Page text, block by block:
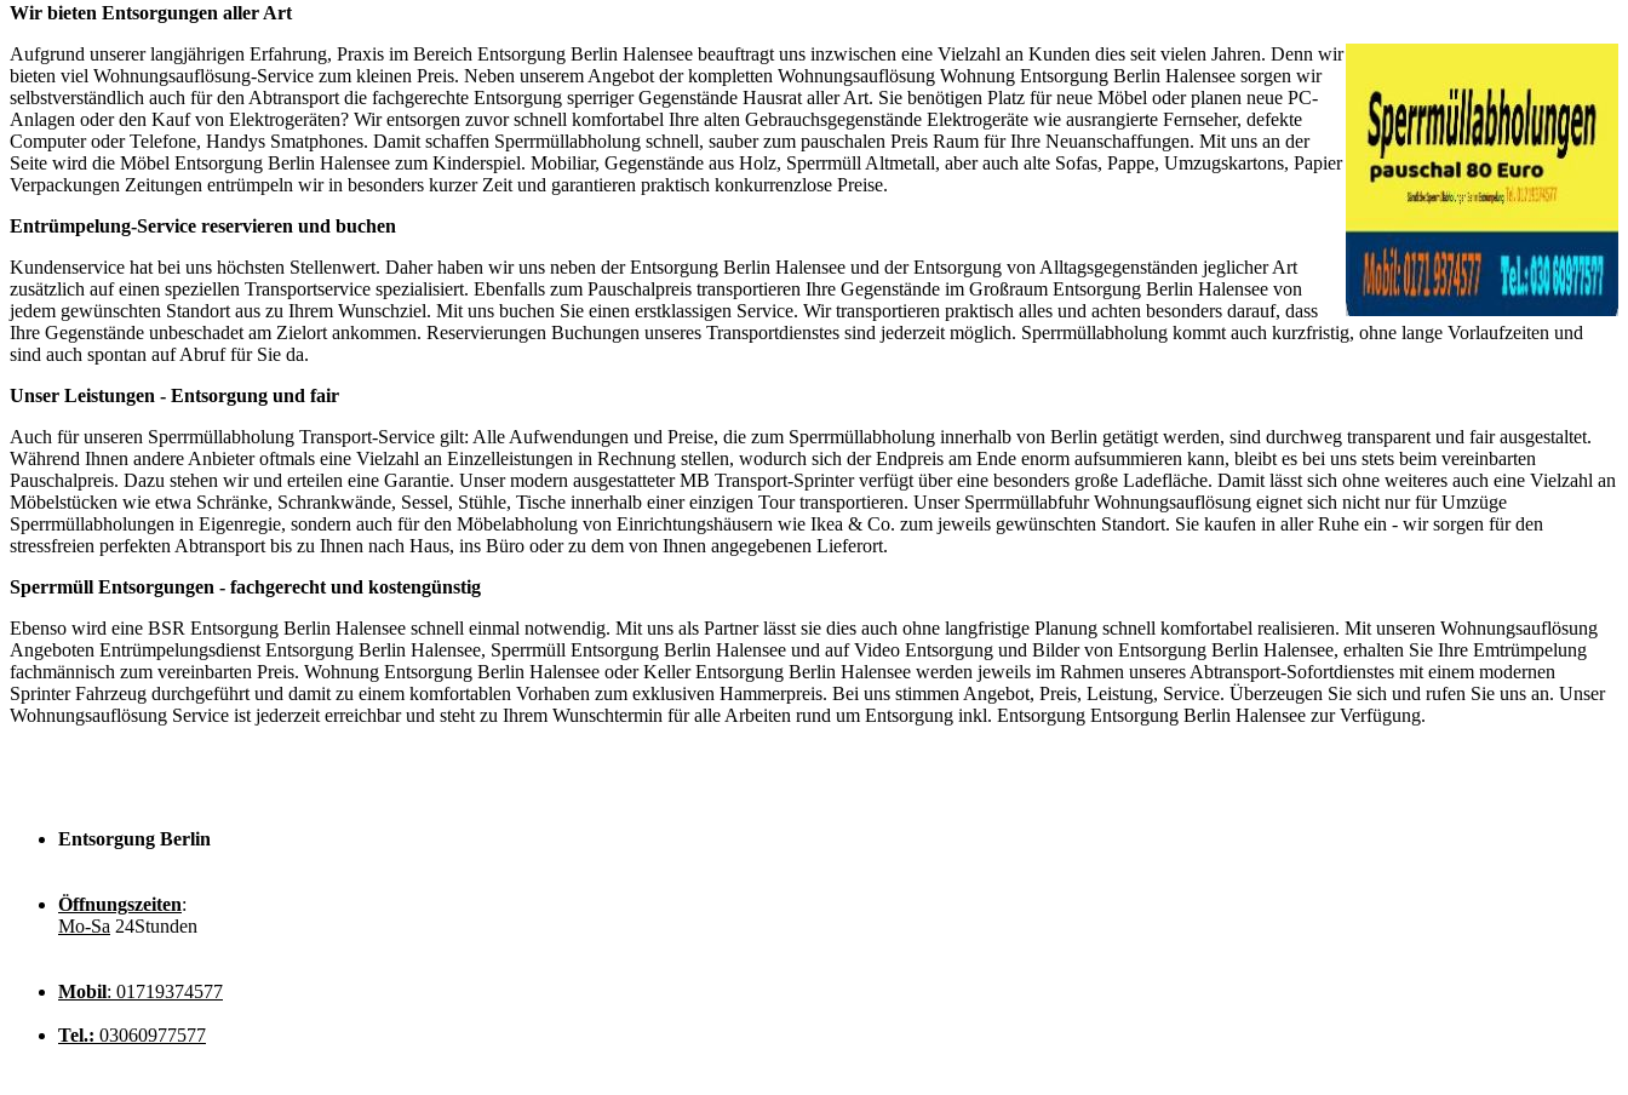
Wir bieten Entsorgungen aller Art
Aufgrund unserer langjährigen Erfahrung, Praxis im Bereich Entsorgung Berlin Halensee beauftragt uns inzwischen eine Vielzahl an Kunden dies seit vielen Jahren. Denn wir
bieten viel Wohnungsauflösung-Service zum kleinen Preis. Neben unserem Angebot der kompletten Wohnungsauflösung Wohnung Entsorgung Berlin Halensee sorgen wir
selbstverständlich auch für den Abtransport die fachgerechte Entsorgung sperriger Gegenstände Hausrat aller Art. Sie benötigen Platz für neue Möbel oder planen neue PC-
Anlagen oder den Kauf von Elektrogeräten? Wir entsorgen zuvor schnell komfortabel Ihre alten Gebrauchsgegenstände Elektrogeräte wie ausrangierte Fernseher, defekte
Computer oder Telefone, Handys Smatphones. Damit schaffen Sperrmüllabholung schnell, sauber zum pauschalen Preis Raum für Ihre Neuanschaffungen. Mit uns an der
Seite wird die Möbel Entsorgung Berlin Halensee zum Kinderspiel. Mobiliar, Gegenstände aus Holz, Sperrmüll Altmetall, aber auch alte Sofas, Pappe, Umzugskartons, Papier
Verpackungen Zeitungen entrümpeln wir in besonders kurzer Zeit und garantieren praktisch konkurrenzlose Preise.
Entrümpelung-Service reservieren und buchen
Kundenservice hat bei uns höchsten Stellenwert. Daher haben wir uns neben der Entsorgung Berlin Halensee und der Entsorgung von Alltagsgegenständen jeglicher Art
zusätzlich auf einen speziellen Transportservice spezialisiert. Ebenfalls zum Pauschalpreis transportieren Ihre Gegenstände im Großraum Entsorgung Berlin Halensee von
jedem gewünschten Standort aus zu Ihrem Wunschziel. Mit uns buchen Sie einen erstklassigen Service. Wir transportieren praktisch alles und achten besonders darauf, dass
Ihre Gegenstände unbeschadet am Zielort ankommen. Reservierungen Buchungen unseres Transportdienstes sind jederzeit möglich. Sperrmüllabholung kommt auch kurzfristig, ohne lange Vorlaufzeiten und
sind auch spontan auf Abruf für Sie da.
Unser Leistungen - Entsorgung und fair
Auch für unseren Sperrmüllabholung Transport-Service gilt: Alle Aufwendungen und Preise, die zum Sperrmüllabholung innerhalb von Berlin getätigt werden, sind durchweg transparent und fair ausgestaltet.
Während Ihnen andere Anbieter oftmals eine Vielzahl an Einzelleistungen in Rechnung stellen, wodurch sich der Endpreis am Ende enorm aufsummieren kann, bleibt es bei uns stets beim vereinbarten
Pauschalpreis. Dazu stehen wir und erteilen eine Garantie. Unser modern ausgestatteter MB Transport-Sprinter verfügt über eine besonders große Ladefläche. Damit lässt sich ohne weiteres auch eine Vielzahl an
Möbelstücken wie etwa Schränke, Schrankwände, Sessel, Stühle, Tische innerhalb einer einzigen Tour transportieren. Unser Sperrmüllabfuhr Wohnungsauflösung eignet sich nicht nur für Umzüge
Sperrmüllabholungen in Eigenregie, sondern auch für den Möbelabholung von Einrichtungshäusern wie Ikea & Co. zum jeweils gewünschten Standort. Sie kaufen in aller Ruhe ein - wir sorgen für den
stressfreien perfekten Abtransport bis zu Ihnen nach Haus, ins Büro oder zu dem von Ihnen angegebenen Lieferort.
Sperrmüll Entsorgungen - fachgerecht und kostengünstig
Ebenso wird eine BSR Entsorgung Berlin Halensee schnell einmal notwendig. Mit uns als Partner lässt sie dies auch ohne langfristige Planung schnell komfortabel realisieren. Mit unseren Wohnungsauflösung
Angeboten Entrümpelungsdienst Entsorgung Berlin Halensee, Sperrmüll Entsorgung Berlin Halensee und auf Video Entsorgung und Bilder von Entsorgung Berlin Halensee, erhalten Sie Ihre Emtrümpelung
fachmännisch zum vereinbarten Preis. Wohnung Entsorgung Berlin Halensee oder Keller Entsorgung Berlin Halensee werden jeweils im Rahmen unseres Abtransport-Sofortdienstes mit einem modernen
Sprinter Fahrzeug durchgeführt und damit zu einem komfortablen Vorhaben zum exklusiven Hammerpreis. Bei uns stimmen Angebot, Preis, Leistung, Service. Überzeugen Sie sich und rufen Sie uns an. Unser
Wohnungsauflösung Service ist jederzeit erreichbar und steht zu Ihrem Wunschtermin für alle Arbeiten rund um Entsorgung inkl. Entsorgung Entsorgung Berlin Halensee zur Verfügung.
Entsorgung Berlin
Öffnungszeiten:
Mo-Sa 24Stunden
Mobil: 01719374577
Tel.: 03060977577